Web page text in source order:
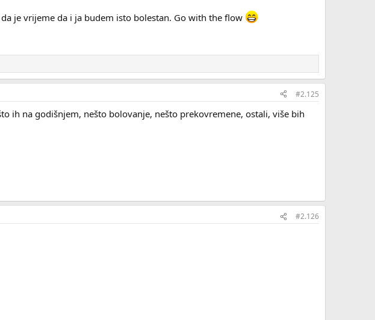
je vrijeme da i ja budem isto bolestan. Go with the flow
#2.125
ih na godišnjem, nešto bolovanje, nešto prekovremene, ostali, više bih
#2.126